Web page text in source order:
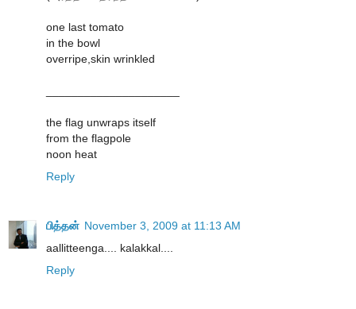
one last tomato
in the bowl
overripe,skin wrinkled
the flag unwraps itself
from the flagpole
noon heat
Reply
பித்தன் November 3, 2009 at 11:13 AM
aallitteenga.... kalakkal....
Reply